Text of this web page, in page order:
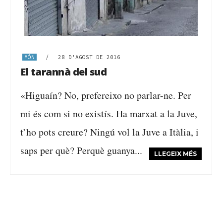
MÓN / 28 D'AGOST DE 2016
El tarannà del sud
«Higuaín? No, prefereixo no parlar-ne. Per
mi és com si no existís. Ha marxat a la Juve,
t’ho pots creure? Ningú vol la Juve a Itàlia, i
saps per què? Perquè guanya...
LLEGEIX MÉS